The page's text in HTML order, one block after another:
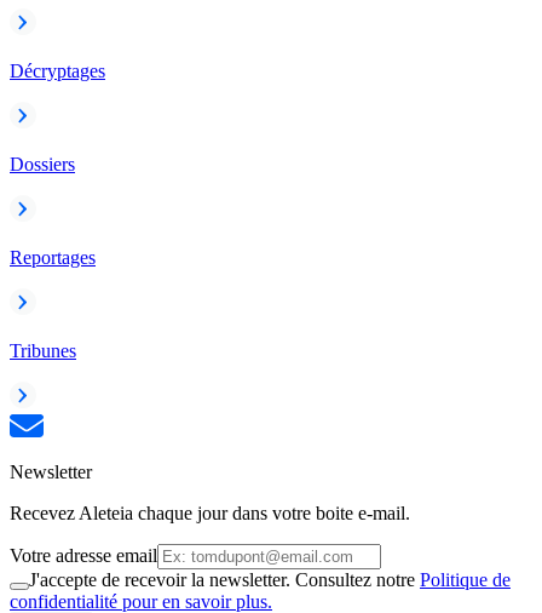
Décryptages
Dossiers
Reportages
Tribunes
Newsletter
Recevez Aleteia chaque jour dans votre boite e-mail.
Votre adresse email
J'accepte de recevoir la newsletter. Consultez notre Politique de
confidentialité pour en savoir plus.